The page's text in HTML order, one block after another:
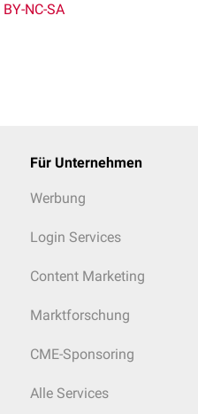
BY-NC-SA
Für Unternehmen
Werbung
Login Services
Content Marketing
Marktforschung
CME-Sponsoring
Alle Services